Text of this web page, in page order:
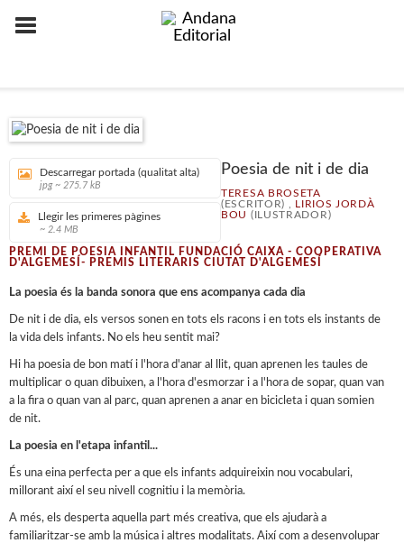
Descarregar portada (qualitat alta)
jpg ~ 275.7 kB
Llegir les primeres pàgines
~ 2.4 MB
Poesia de nit i de dia
TERESA BROSETA
(ESCRITOR) , LIRIOS JORDÀ
BOU (ILUSTRADOR)
PREMI DE POESIA INFANTIL FUNDACIÓ CAIXA - COOPERATIVA
D'ALGEMESÍ- PREMIS LITERARIS CIUTAT D'ALGEMESÍ
La poesia és la banda sonora que ens acompanya cada dia
De nit i de dia, els versos sonen en tots els racons i en tots els instants de
la vida dels infants. No els heu sentit mai?
Hi ha poesia de bon matí i l'hora d'anar al llit, quan aprenen les taules de
multiplicar o quan dibuixen, a l'hora d'esmorzar i a l'hora de sopar, quan van
a la fira o quan van al parc, quan aprenen a anar en bicicleta i quan somien
de nit.
La poesia en l'etapa infantil...
És una eina perfecta per a que els infants adquireixin nou vocabulari,
millorant així el seu nivell cognitiu i la memòria.
A més, els desperta aquella part més creativa, que els ajudarà a
familiaritzar-se amb la música i altres modalitats. Així com a desenvolupar